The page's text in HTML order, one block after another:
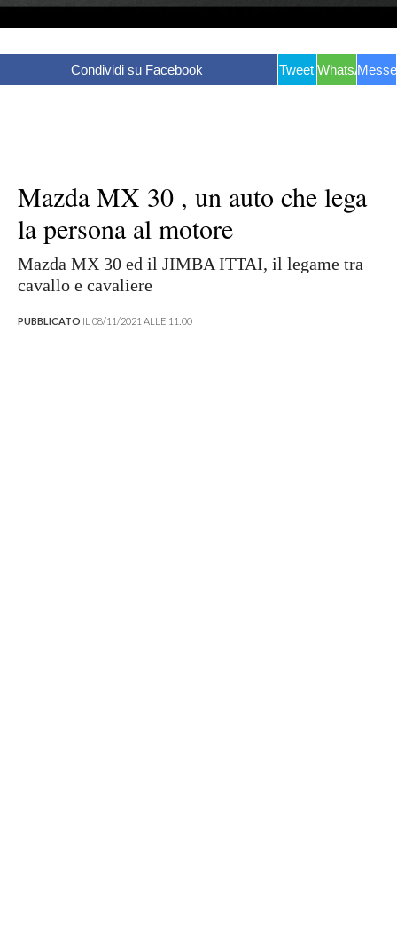
Condividi su Facebook Tweet WhatsApp
Mazda MX 30 , un auto che lega
la persona al motore
Mazda MX 30 ed il JIMBA ITTAI, il legame tra
cavallo e cavaliere
PUBBLICATO IL 08/11/2021 ALLE 11:00